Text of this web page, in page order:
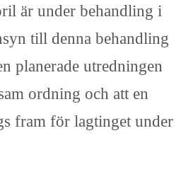
är under behandling i
till denna behandling
planerade utredningen
ordning och att en
fram för lagtinget under